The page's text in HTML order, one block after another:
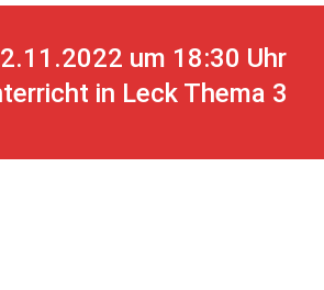
um 18:30 Uhr
in Leck Thema 3